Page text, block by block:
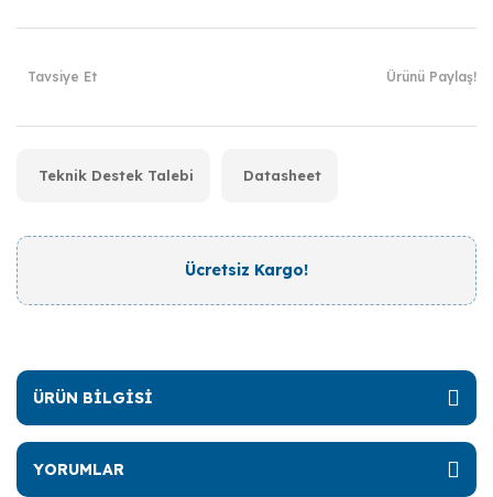
Tavsiye Et Ürünü Paylaş!
Teknik Destek Talebi Datasheet
Ücretsiz Kargo!
ÜRÜN BİLGİSİ
YORUMLAR